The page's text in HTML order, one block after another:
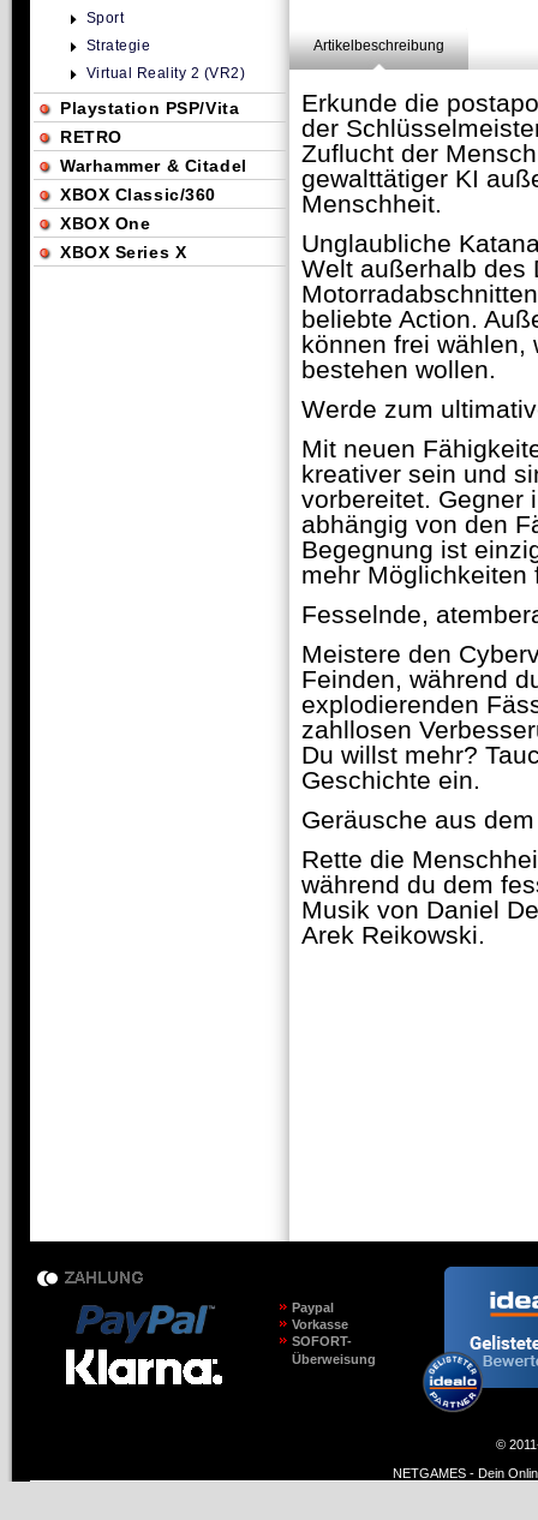
Artikelbeschreibung
Erkunde die
der
Zuflucht der
gewalttätiger KI
Menschheit.
Unglaubliche
Welt außerhalb des
beliebte Action.
können frei wählen,
bestehen wollen.
Werde zum
Mit neuen
kreativer sein und
vorbereitet. Gegner
abhängig von den
Begegnung ist
mehr Möglichkeiten
Fesselnde,
Meistere den
Feinden, während
explodierenden
zahllosen
Du willst mehr?
Geschichte ein.
Geräusche aus
Rette die
während du dem
Musik von Daniel
Arek Reikowski.
Sport
Strategie
Virtual Reality 2 (VR2)
Playstation PSP/Vita
RETRO
Warhammer & Citadel
XBOX Classic/360
XBOX One
XBOX Series X
Paypal
Vorkasse
SOFORT-
Überweisung
©
NETGAMES - Dein